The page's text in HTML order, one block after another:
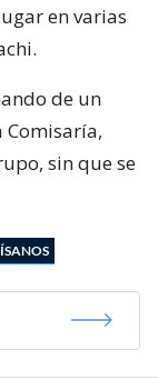
en varias
de un
Comisaría,
sin que se